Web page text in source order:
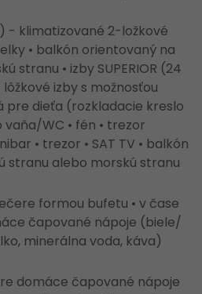
- klimatizované 2-ložkové
• balkón orientovaný na
stranu • izby SUPERIOR (24
izby s možnosťou
pre dieťa (rozkladacie kreslo
WC • fén • trezor
• trezor • SAT TV • balkón
stranu alebo morskú stranu
formou bufetu • v čase
čapované nápoje (biele/
minerálna voda, káva)
domáce čapované nápoje